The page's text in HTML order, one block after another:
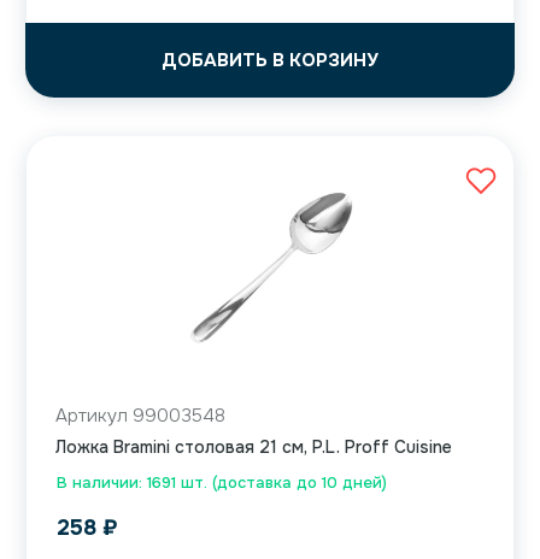
ДОБАВИТЬ В КОРЗИНУ
В наличии: 1691 шт. (доставка до 10 дней)
Артикул 99003548
Ложка Bramini столовая 21 см, P.L. Proff Cuisine
258 ₽